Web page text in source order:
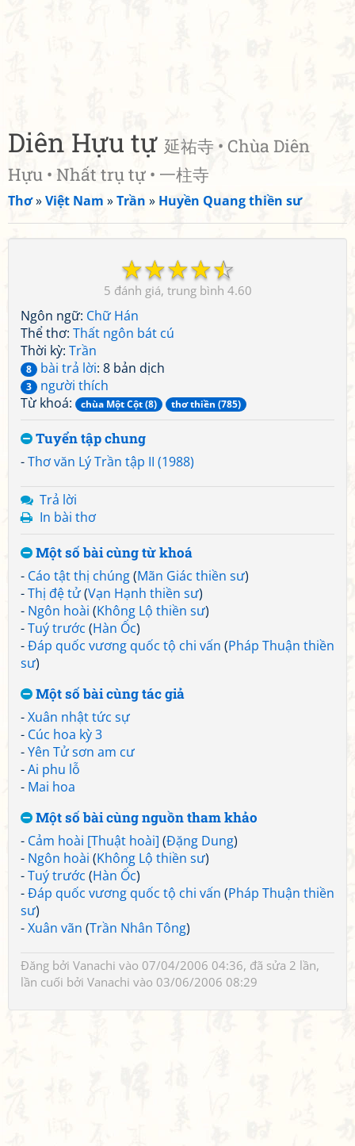
Diên Hựu tự 延祐寺 • Chùa Diên
Hựu • Nhất trụ tự • 一柱寺
Thơ»Việt Nam »Trần » Huyền Quang thiền sư
☆
☆
☆
☆
☆
5 4.60
Ngôn ngữ: Chữ Hán
Thể thơ: Thất ngôn bát cú
Thời kỳ: Trần
8 bài trả lời: 8 bản dịch
3
người thích
Từ khoá:
chùa Một Cột (8) thơ thiền (785)
Tuyển tập chung
-Thơ văn Lý Trần tập II (1988)
Trả lời
In bài thơ
Một số bài cùng từ khoá
- Cáo tật thị chúng(Mãn Giác thiền sư)
-Thị đệ tử(Vạn Hạnh thiền sư)
- Ngôn hoài (Không Lộ thiền sư)
-Tuý trước (Hàn Ốc)
-Đáp quốc vương quốc tộ chi vấn (Pháp Thuận thiền
sư)
Một số bài cùng tác giả
-Xuân nhật tức sự
- Cúc hoa kỳ 3
-Yên Tử sơn am cư
-Ai phu lỗ
- Mai hoa
Một số bài cùng nguồn tham khảo
- Cảm hoài [Thuật hoài] (Đặng Dung)
- Ngôn hoài (Không Lộ thiền sư)
-Tuý trước (Hàn Ốc)
-Đáp quốc vương quốc tộ chi vấn (Pháp Thuận thiền
sư)
-Xuân vãn (Trần Nhân Tông)
Đăng bởi Vanachi vào 07/04/2006 04:36, đã sửa 2 lần,
lần cuối bởi Vanachi vào 03/06/2006 08:29